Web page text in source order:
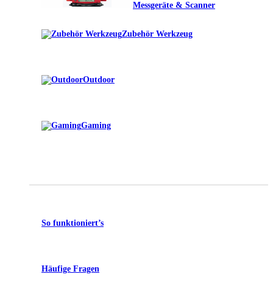
Messgeräte & Scanner
Zubehör Werkzeug
Outdoor
Gaming
So funktioniert’s
Häufige Fragen